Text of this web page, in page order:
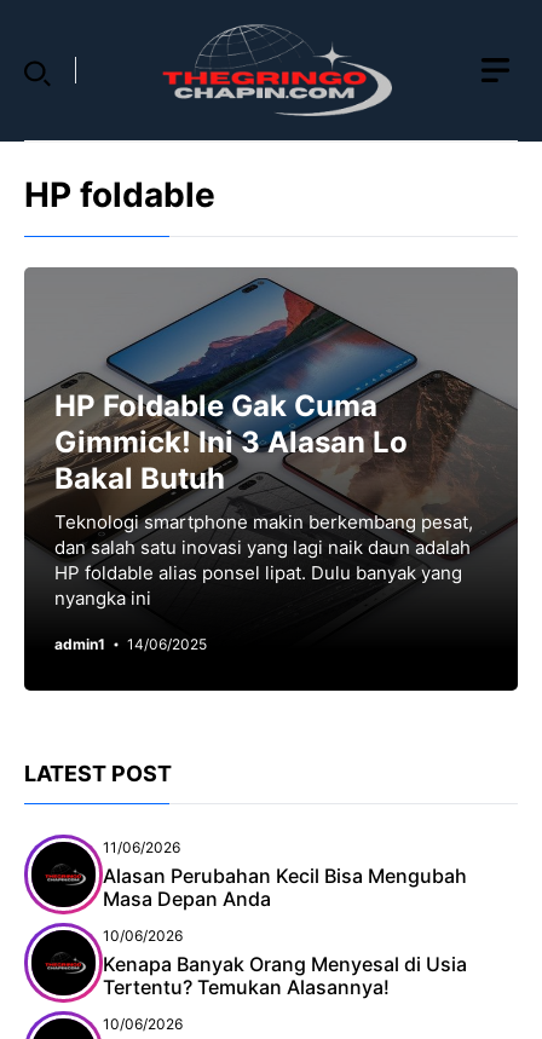
content
HP foldable
HP Foldable Gak Cuma
Gimmick! Ini 3 Alasan Lo
Bakal Butuh
Teknologi smartphone makin berkembang pesat,
dan salah satu inovasi yang lagi naik daun adalah
HP foldable alias ponsel lipat. Dulu banyak yang
nyangka ini
admin1 14/06/2025
LATEST POST
11/06/2026
Alasan Perubahan Kecil Bisa Mengubah
Masa Depan Anda
10/06/2026
Kenapa Banyak Orang Menyesal di Usia
Tertentu? Temukan Alasannya!
10/06/2026